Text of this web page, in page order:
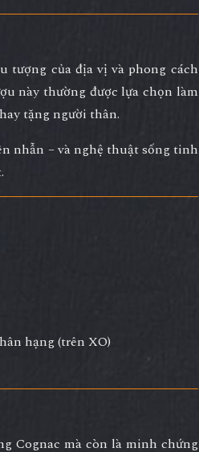
tượng của địa vị và phong cách
này thường được lựa chọn làm
tặng người thân.
nhẫn – và nghệ thuật sống tinh
hạng (trên XO)
Cognac mà còn là minh chứng